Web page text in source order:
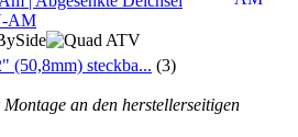
(50,8mm) steckba... (3)
an den herstellerseitigen